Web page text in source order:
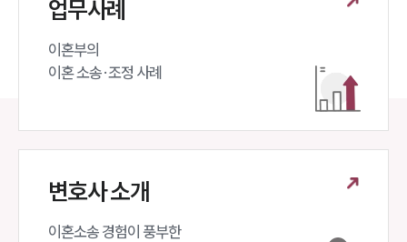
업무사례
이혼부의
이혼 소송·조정 사례
변호사 소개
이혼소송 경험이 풍부한